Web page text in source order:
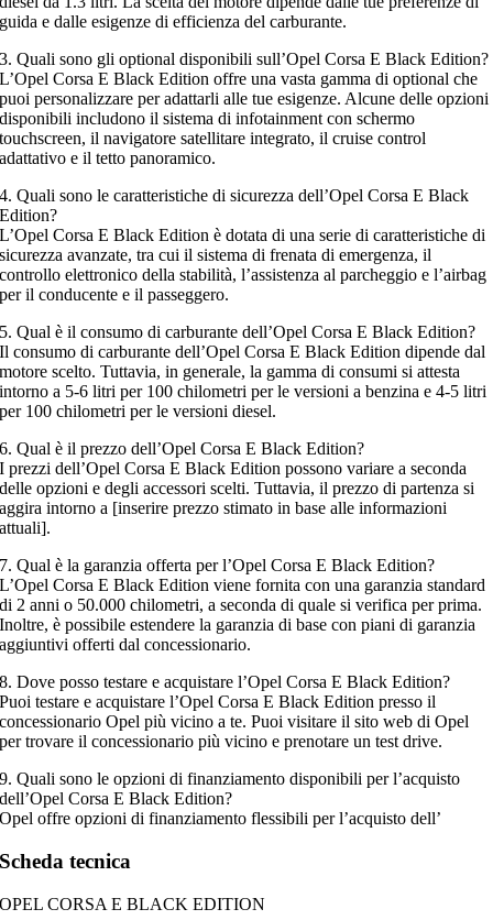
guida e dalle esigenze di efficienza del carburante.
3. Quali sono gli optional disponibili sull’Opel Corsa E Black Edition?
L’Opel Corsa E Black Edition offre una vasta gamma di optional che
puoi personalizzare per adattarli alle tue esigenze. Alcune delle opzioni
disponibili includono il sistema di infotainment con schermo
touchscreen, il navigatore satellitare integrato, il cruise control
adattativo e il tetto panoramico.
4. Quali sono le caratteristiche di sicurezza dell’Opel Corsa E Black
Edition?
L’Opel Corsa E Black Edition è dotata di una serie di caratteristiche di
sicurezza avanzate, tra cui il sistema di frenata di emergenza, il
controllo elettronico della stabilità, l’assistenza al parcheggio e l’airbag
per il conducente e il passeggero.
5. Qual è il consumo di carburante dell’Opel Corsa E Black Edition?
Il consumo di carburante dell’Opel Corsa E Black Edition dipende dal
motore scelto. Tuttavia, in generale, la gamma di consumi si attesta
intorno a 5-6 litri per 100 chilometri per le versioni a benzina e 4-5 litri
per 100 chilometri per le versioni diesel.
6. Qual è il prezzo dell’Opel Corsa E Black Edition?
I prezzi dell’Opel Corsa E Black Edition possono variare a seconda
delle opzioni e degli accessori scelti. Tuttavia, il prezzo di partenza si
aggira intorno a [inserire prezzo stimato in base alle informazioni
attuali].
7. Qual è la garanzia offerta per l’Opel Corsa E Black Edition?
L’Opel Corsa E Black Edition viene fornita con una garanzia standard
di 2 anni o 50.000 chilometri, a seconda di quale si verifica per prima.
Inoltre, è possibile estendere la garanzia di base con piani di garanzia
aggiuntivi offerti dal concessionario.
8. Dove posso testare e acquistare l’Opel Corsa E Black Edition?
Puoi testare e acquistare l’Opel Corsa E Black Edition presso il
concessionario Opel più vicino a te. Puoi visitare il sito web di Opel
per trovare il concessionario più vicino e prenotare un test drive.
9. Quali sono le opzioni di finanziamento disponibili per l’acquisto
dell’Opel Corsa E Black Edition?
Opel offre opzioni di finanziamento flessibili per l’acquisto dell’
Scheda tecnica
OPEL CORSA E BLACK EDITION